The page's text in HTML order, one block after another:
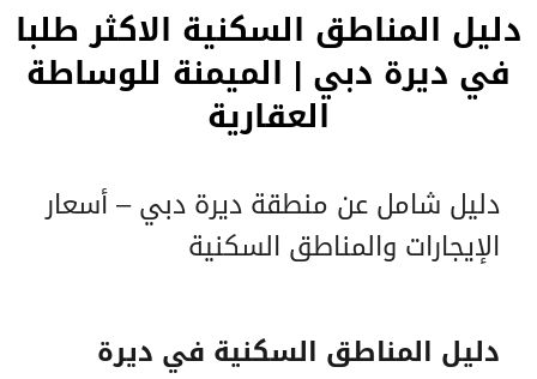
دليل المناطق السكنية الاكثر طلبا
في ديرة دبي | الميمنة للوساطة
العقارية
دليل شامل عن منطقة ديرة دبي – أسعار
الإيجارات والمناطق السكنية
دليل المناطق السكنية في ديرة